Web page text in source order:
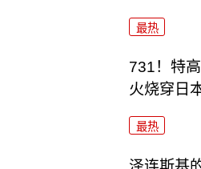
最热
731！特
火烧穿日
最热